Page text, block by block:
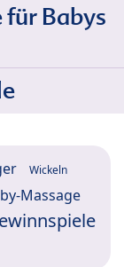
Babys
Wickeln
Massage